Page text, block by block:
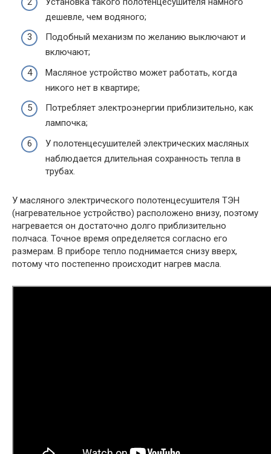
дешевле, чем водяного;
Подобный механизм по желанию выключают и
включают;
Масляное устройство может работать, когда
никого нет в квартире;
Потребляет электроэнергии приблизительно, как
лампочка;
У полотенцесушителей электрических масляных
наблюдается длительная сохранность тепла в
трубах.
У масляного электрического полотенцесушителя ТЭН
(нагревательное устройство) расположено внизу, поэтому
нагревается он достаточно долго приблизительно
полчаса. Точное время определяется согласно его
размерам. В приборе тепло поднимается снизу вверх,
потому что постепенно происходит нагрев масла.